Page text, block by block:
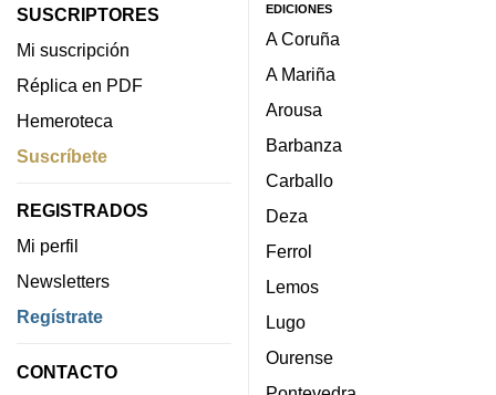
SUSCRIPTORES
Mi suscripción
Réplica en PDF
Hemeroteca
Suscríbete
REGISTRADOS
Mi perfil
Newsletters
Regístrate
CONTACTO
EDICIONES
A Coruña
A Mariña
Arousa
Barbanza
Carballo
Deza
Ferrol
Lemos
Lugo
Ourense